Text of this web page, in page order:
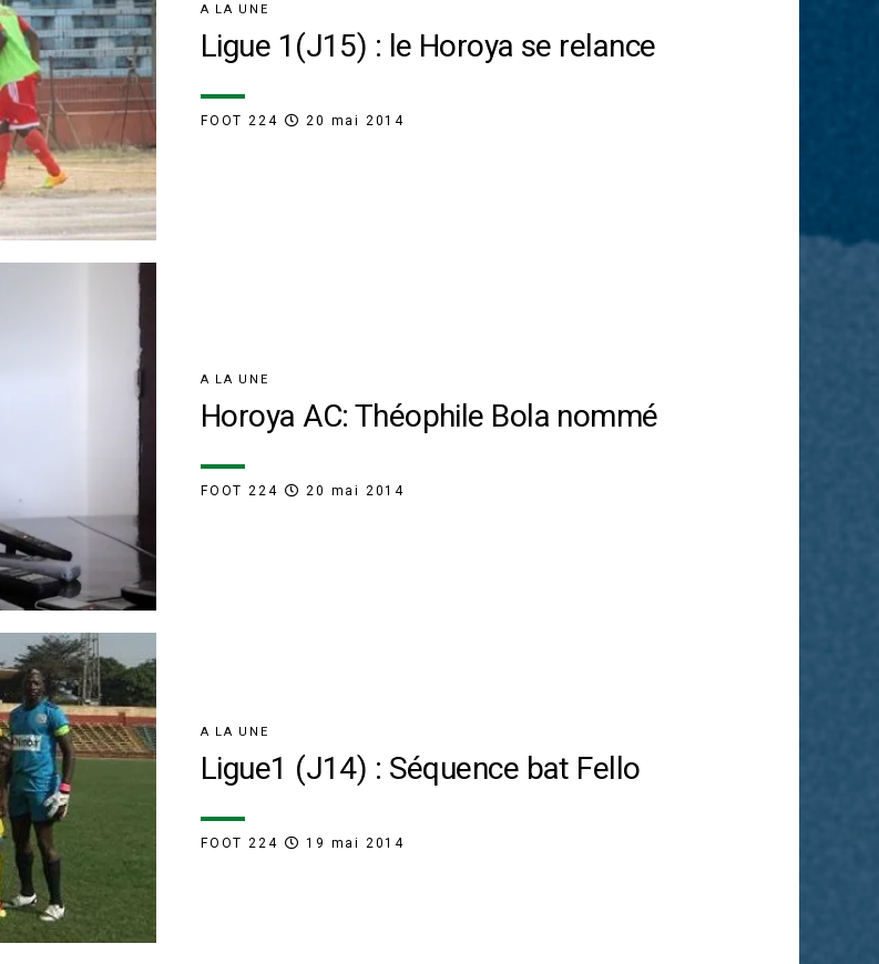
A LA UNE
Ligue 1(J15) : le Horoya se relance
FOOT 224 20 mai 2014
A LA UNE
Horoya AC: Théophile Bola nommé
FOOT 224 20 mai 2014
A LA UNE
Ligue1 (J14) : Séquence bat Fello
FOOT 224 19 mai 2014